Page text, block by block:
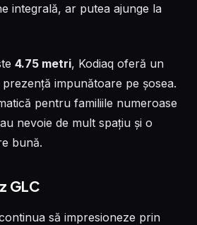
integrală, ar putea ajunge la
4.75 metri, Kodiaq oferă un
impunătoare pe șosea.
pentru familiile numeroase
nevoie de mult spațiu și o
bună.
GLC
să impresioneze prin